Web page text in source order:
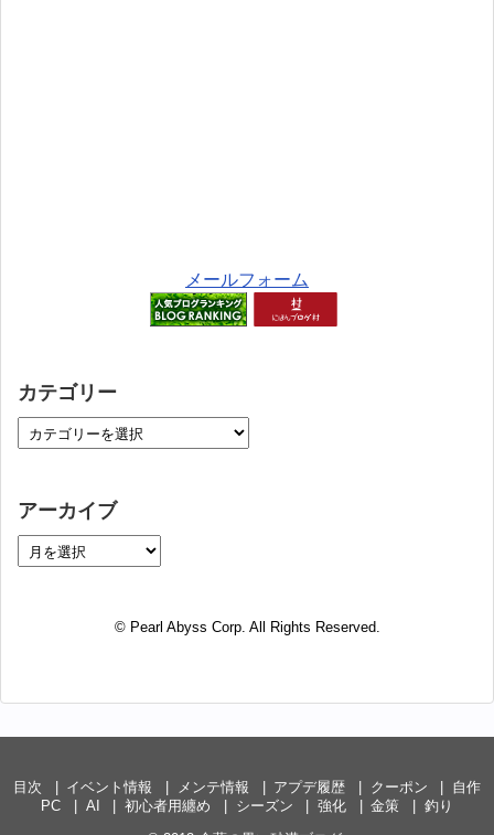
メールフォーム
カテゴリー
アーカイブ
© Pearl Abyss Corp. All Rights Reserved.
目次 イベント情報 メンテ情報 アプデ履歴 クーポン
自作
PC
AI 初心者用纏め シーズン 強化 金策
釣り